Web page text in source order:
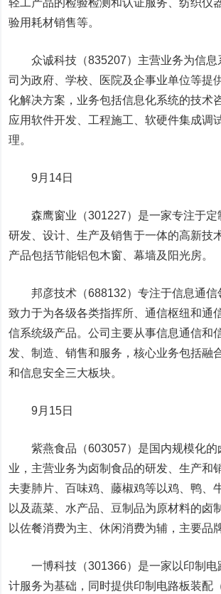
轻工产品的检验检测和认证服务、纺织仪
验用耗材销售等。
众诚科技 （835207）主营业务为信
司为政府、学校、医院及企事业单位等提
化解决方案，业务包括信息化系统的技术
应用软件开发、工程施工、软硬件集成调
理。
9月14日
森鹰窗业 （301227）是一家专注于
研发、设计、生产及销售于一体的高新技
产品包括节能铝包木窗、幕墙及阳光房。
邦彦技术 （688132）专注于信息通信
致力于为各级各类指挥所、通信枢纽和通
信系统级产品。公司主要从事信息通信和
发、制造、销售和服务，核心业务包括融
和信息安全三大板块。
9月15日
紫燕食品 （603057）是国内规模化
业，主营业务为卤制食品的研发、生产和
夫妻肺片、百味鸡、藤椒鸡等以鸡、鸭、
以及蔬菜、水产品、豆制品为原材料的卤
以佐餐消费为主、休闲消费为辅，主要品牌
一博科技 （301366）是一家以印制
计服务为基础，同时提供印制电路板装配